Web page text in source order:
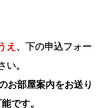
え 、下の申込フォー
。
部屋案内をお送り
です。